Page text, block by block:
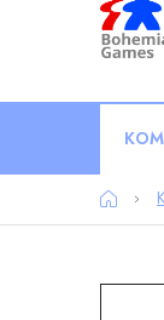
Domů